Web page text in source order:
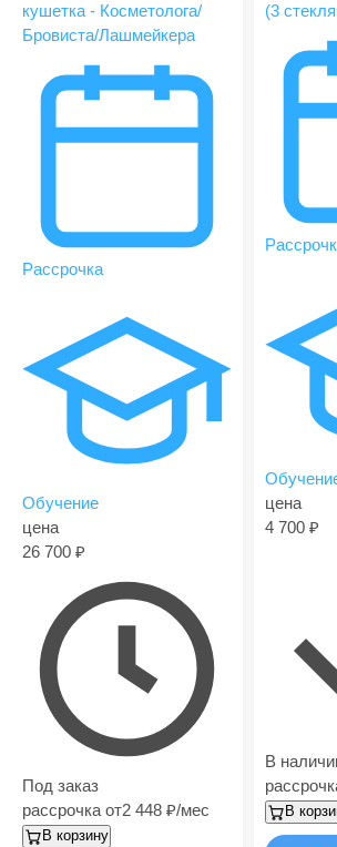
кушетка - Косметолога/
Бровиста/Лашмейкера
Рассрочка
Обучение
цена
26 700
Под заказ
рассрочка от2 448 /мес
В корзину
(3
цена
4 700
В
В